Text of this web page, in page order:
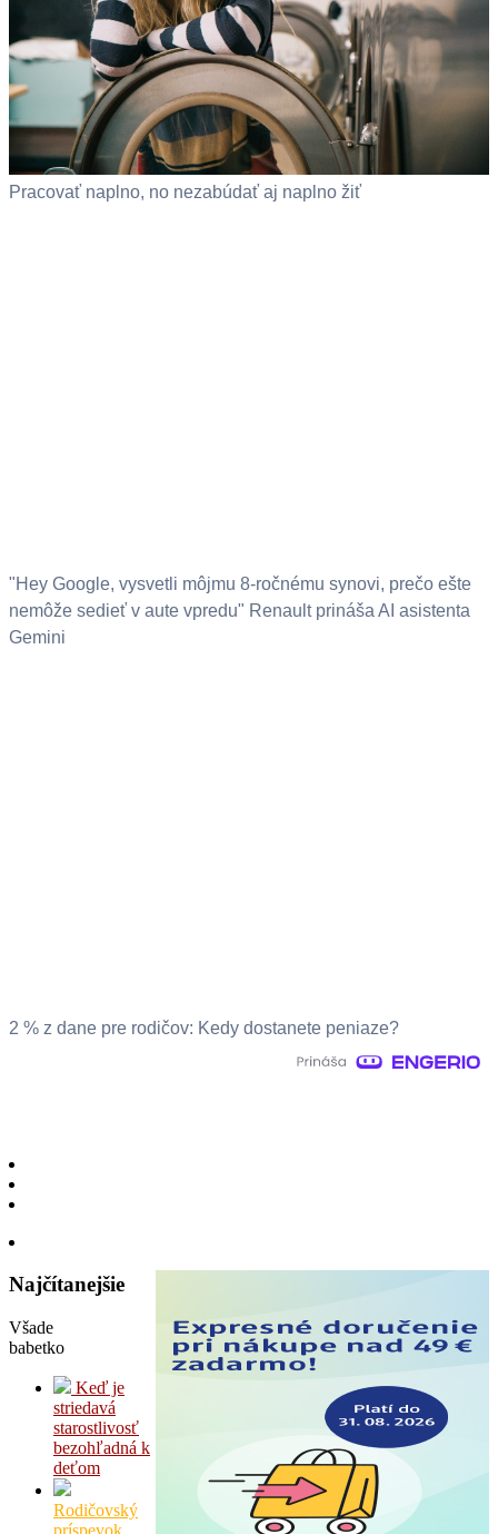
Pracovať naplno, no nezabúdať aj naplno žiť
"Hey Google, vysvetli môjmu 8-ročnému synovi, prečo ešte
nemôže sedieť v aute vpredu" Renault prináša AI asistenta
Gemini
2 % z dane pre rodičov: Kedy dostanete peniaze?
Najčítanejšie
Všade
babetko
Keď je
striedavá
starostlivosť
bezohľadná k
deťom
Rodičovský
príspevok